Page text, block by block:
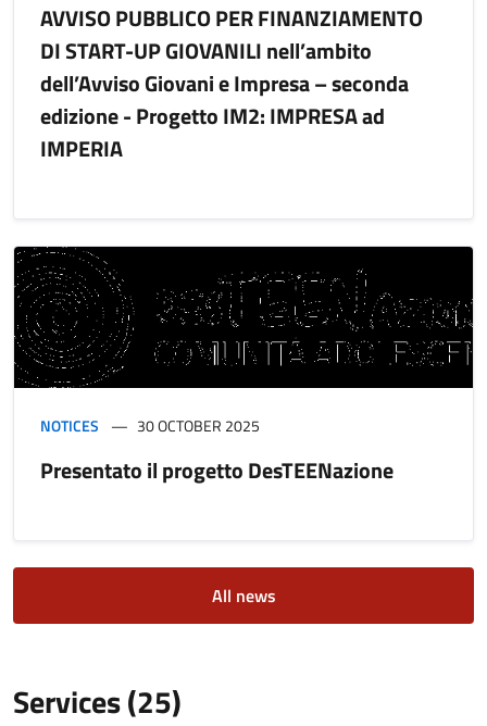
AVVISO PUBBLICO PER FINANZIAMENTO
DI START-UP GIOVANILI nell’ambito
dell’Avviso Giovani e Impresa – seconda
edizione - Progetto IM2: IMPRESA ad
IMPERIA
NOTICES 30 OCTOBER 2025
Presentato il progetto DesTEENazione
All news
Services (25)